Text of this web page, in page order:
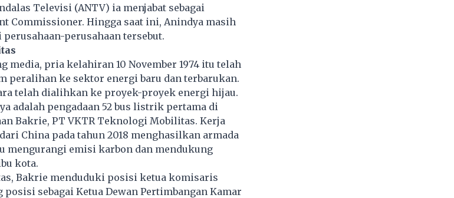
Televisi (ANTV) ia menjabat sebagai
Commissioner. Hingga saat ini, Anindya masih
perusahaan tersebut.
media, pria kelahiran 10 November 1974 itu telah
peralihan ke sektor energi baru dan terbarukan.
telah dialihkan ke proyek-proyek energi hijau.
adalah pengadaan 52 bus listrik pertama di
Bakrie, PT VKTR Teknologi Mobilitas. Kerja
China pada tahun 2018 menghasilkan armada
mengurangi emisi karbon dan mendukung
kota.
Bakrie menduduki posisi ketua komisaris
posisi sebagai Ketua Dewan Pertimbangan Kamar